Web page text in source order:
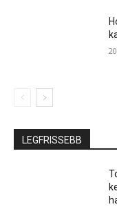
LEGFRISSEBB